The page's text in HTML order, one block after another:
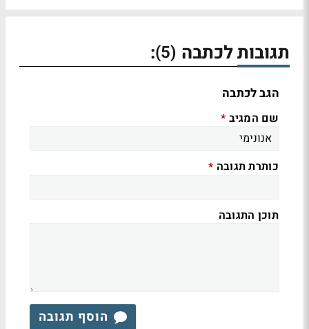
תגובות לכתבה (5)
:
הגב לכתבה
שם המגיב *
כותרת תגובה *
תוכן התגובה
הוסף תגובה